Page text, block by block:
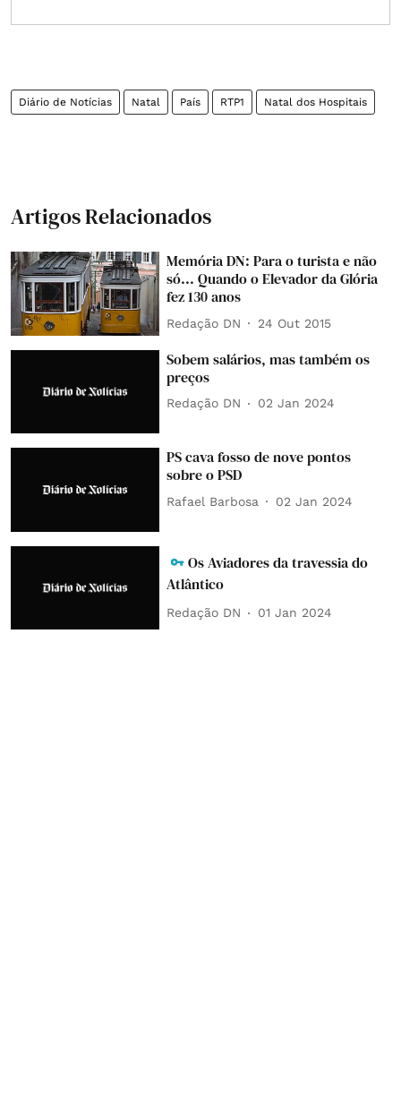
Diário de Notícias Natal País RTP1 Natal dos Hospitais
Artigos Relacionados
Memória DN: Para o turista e não
só... Quando o Elevador da Glória
fez 130 anos
Redação DN 24 Out 2015
Sobem salários, mas também os
preços
Redação DN 02 Jan 2024
PS cava fosso de nove pontos
sobre o PSD
Rafael Barbosa 02 Jan 2024
Os Aviadores da travessia do
Atlântico
Redação DN 01 Jan 2024